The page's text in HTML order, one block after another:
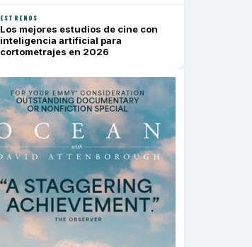
ESTRENOS
Los mejores estudios de cine con
inteligencia artificial para
cortometrajes en 2026